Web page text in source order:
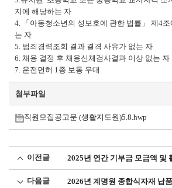
지에 해당하는 자
4. 「아동청소년의 성보호에 관한 법률」 제4
는 자
5. 범죄경력조회 결과 결격 사유가 없는 자
6. 채용 결정 후 채용신체검사결과 이상 없는 자
7. 운전면허 1종 보통 우대
첨부파일
직원모집공고문 (생활지도원)5.8.hwp
이전글 2025년 연간 기부금 모금액 및
다음글 2026년 계명원 종합식자재 납